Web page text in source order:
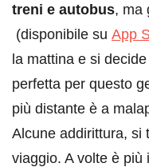
treni e autobus, ma
(disponibile su App
la mattina e si
perfetta per questo
più distante è a
Alcune addirittura, si
viaggio. A volte è più